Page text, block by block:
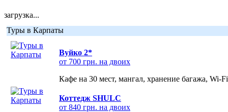
загрузка...
Туры в Карпаты
Вуйко 2*
от 700 грн. на двоих
Кафе на 30 мест, мангал, хранение багажа, Wi-
Коттедж SHULC
от 840 грн. на двоих